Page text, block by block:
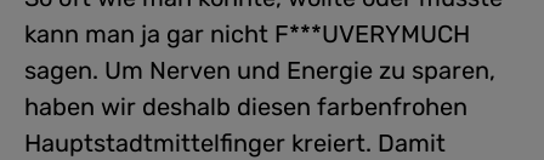
kann man ja gar nicht F***UVERYMUCH
sagen. Um Nerven und Energie zu sparen,
haben wir deshalb diesen farbenfrohen
Hauptstadtmittelfinger kreiert. Damit